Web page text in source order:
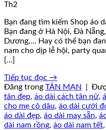
Th2
Bạn đang tìm kiếm Shop áo
Bạn đang ở Hà Nội, Đà
Dương,… Hay có thể bạn
nam cho dịp lễ hội, party
[…]
Tiếp tục đọc →
Đăng trong TẢN MẠN
tân đẹp, áo dài cách tân nữ,
cho mẹ cô dâu, áo dài cưới
áo dài đẹp, áo dài may sẵn,
dài nam rồng, áo dài nam tết,